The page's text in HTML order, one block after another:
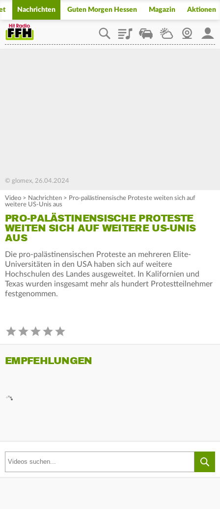
Nachrichten Guten Morgen Hessen Magazin Aktionen
PlaylistStaupilotWetterWebcam
© glomex, 26.04.2024
Video > Nachrichten > Pro-palästinensische Proteste weiten sich auf
weitere US-Unis aus
PRO-PALÄSTINENSISCHE PROTESTE
WEITEN SICH AUF WEITERE US-UNIS
AUS
Die pro-palästinensischen Proteste an mehreren Elite-
Universitäten in den USA haben sich auf weitere
Hochschulen des Landes ausgeweitet. In Kalifornien und
Texas wurden insgesamt mehr als hundert Protestteilnehmer
festgenommen.
EMPFEHLUNGEN